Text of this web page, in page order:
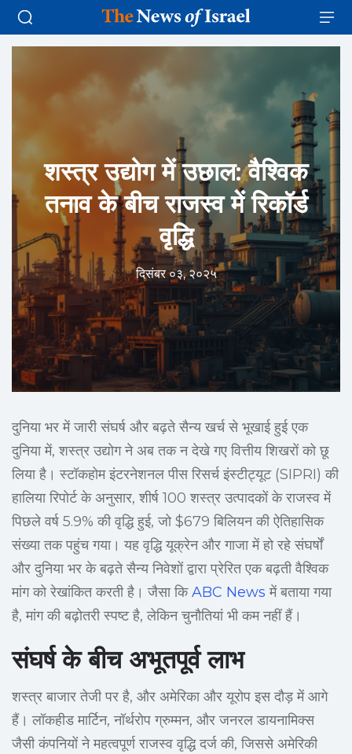
शस्त्र उद्योग में उछाल: वैश्विक
तनाव के बीच राजस्व में रिकॉर्ड
वृद्धि
दिसंबर ०३, २०२५
दुनिया भर में जारी संघर्ष और बढ़ते सैन्य खर्च से भूखाई हुई एक
दुनिया में, शस्त्र उद्योग ने अब तक न देखे गए वित्तीय शिखरों को छू
लिया है। स्टॉकहोम इंटरनेशनल पीस रिसर्च इंस्टीट्यूट (SIPRI) की
हालिया रिपोर्ट के अनुसार, शीर्ष 100 शस्त्र उत्पादकों के राजस्व में
पिछले वर्ष 5.9% की वृद्धि हुई, जो $679 बिलियन की ऐतिहासिक
संख्या तक पहुंच गया। यह वृद्धि यूक्रेन और गाजा में हो रहे संघर्षों
और दुनिया भर के बढ़ते सैन्य निवेशों द्वारा प्रेरित एक बढ़ती वैश्विक
मांग को रेखांकित करती है। जैसा किABC News में बताया गया
है, मांग की बढ़ोतरी स्पष्ट है, लेकिन चुनौतियां भी कम नहीं हैं।
संघर्ष के बीच अभूतपूर्व लाभ
शस्त्र बाजार तेजी पर है, और अमेरिका और यूरोप इस दौड़ में आगे
हैं। लॉकहीड मार्टिन, नॉर्थरोप ग्रुम्मन, और जनरल डायनामिक्स
जैसी कंपनियों ने महत्वपूर्ण राजस्व वृद्धि दर्ज की, जिससे अमेरिकी